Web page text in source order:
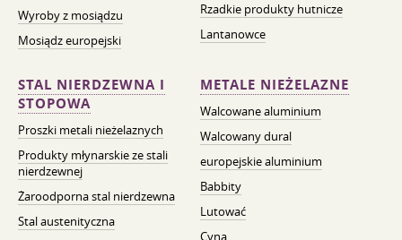
Wyroby z mosiądzu
Mosiądz europejski
Rzadkie produkty hutnicze
Lantanowce
STAL NIERDZEWNA I
STOPOWA
Proszki metali nieżelaznych
Produkty młynarskie ze stali
nierdzewnej
Żaroodporna stal nierdzewna
Stal austenityczna
METALE NIEŻELAZNE
Walcowane aluminium
Walcowany dural
europejskie aluminium
Babbity
Lutować
Cyna